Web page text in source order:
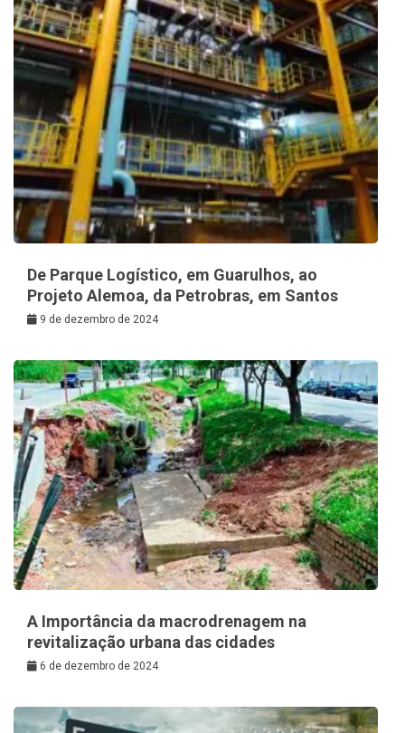
De Parque Logístico, em Guarulhos, ao
Projeto Alemoa, da Petrobras, em Santos
9 de dezembro de 2024
A Importância da macrodrenagem na
revitalização urbana das cidades
6 de dezembro de 2024